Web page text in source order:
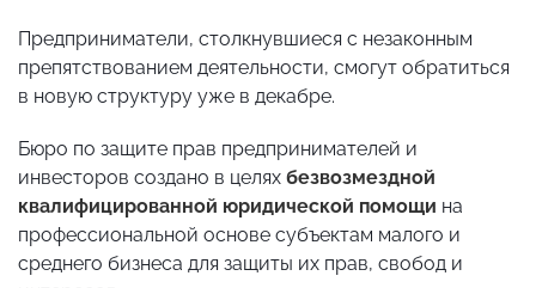
Предприниматели, столкнувшиеся с незаконным
препятствованием деятельности, смогут обратиться
в новую структуру уже в декабре.
Бюро по защите прав предпринимателей и
инвесторов создано в целях безвозмездной
квалифицированной юридической помощи на
профессиональной основе субъектам малого и
среднего бизнеса для защиты их прав, свобод и